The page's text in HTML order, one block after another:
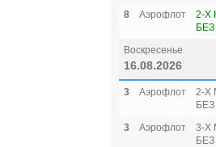
8
Аэрофлот
2-Х
Воскресенье
16.08.2026
3 Аэрофлот
2-Х
3
Аэрофлот
3-Х